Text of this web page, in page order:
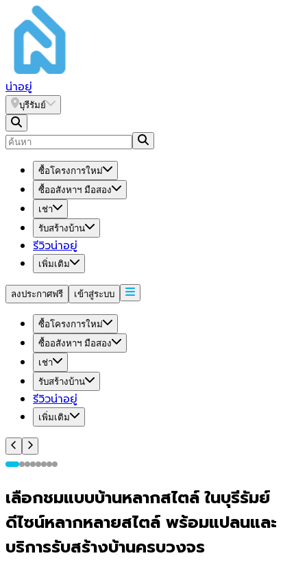
น่าอยู่
บุรีรัมย์
ซื้อโครงการใหม่
ซื้ออสังหาฯ มือสอง
เช่า
รับสร้างบ้าน
รีวิวน่าอยู่
เพิ่มเติม
ลงประกาศฟรี เข้าสู่ระบบ
ซื้อโครงการใหม่
ซื้ออสังหาฯ มือสอง
เช่า
รับสร้างบ้าน
รีวิวน่าอยู่
เพิ่มเติม
เลือกชมแบบบ้านหลากสไตล์ ในบุรีรัมย์
ดีไซน์หลากหลายสไตล์ พร้อมแปลนและ
บริการรับสร้างบ้านครบวงจร